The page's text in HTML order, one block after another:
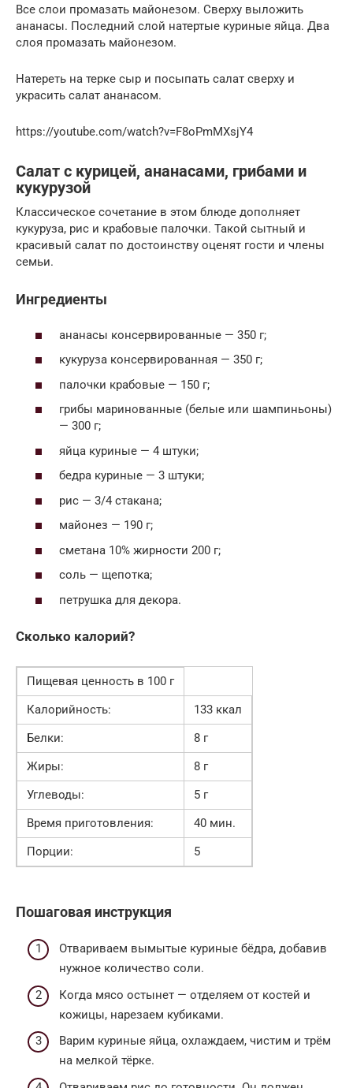
Все слои промазать майонезом. Сверху выложить
ананасы. Последний слой натертые куриные яйца. Два
слоя промазать майонезом.
Натереть на терке сыр и посыпать салат сверху и
украсить салат ананасом.
https://youtube.com/watch?v=F8oPmMXsjY4
Салат с курицей, ананасами, грибами и
кукурузой
Классическое сочетание в этом блюде дополняет
кукуруза, рис и крабовые палочки. Такой сытный и
красивый салат по достоинству оценят гости и члены
семьи.
Ингредиенты
ананасы консервированные — 350 г;
кукуруза консервированная — 350 г;
палочки крабовые — 150 г;
грибы маринованные (белые или шампиньоны)
— 300 г;
яйца куриные — 4 штуки;
бедра куриные — 3 штуки;
рис — 3/4 стакана;
майонез — 190 г;
сметана 10% жирности 200 г;
соль — щепотка;
петрушка для декора.
Сколько калорий?
Пищевая ценность в 100 г
Калорийность:
133 ккал
Белки:
8 г
Жиры:
8 г
Углеводы:
5 г
Время приготовления:
40 мин.
Порции:
5
Пошаговая инструкция
Отвариваем вымытые куриные бёдра, добавив
нужное количество соли.
Когда мясо остынет — отделяем от костей и
кожицы, нарезаем кубиками.
Варим куриные яйца, охлаждаем, чистим и трём
на мелкой тёрке.